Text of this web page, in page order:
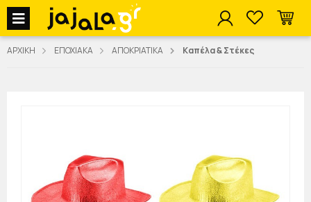
jajala Menu
ΑΡΧΙΚΗ ΕΠΟΧΙΑΚΑ ΑΠΟΚΡΙΑΤΙΚΑ Καπέλα & Στέκες